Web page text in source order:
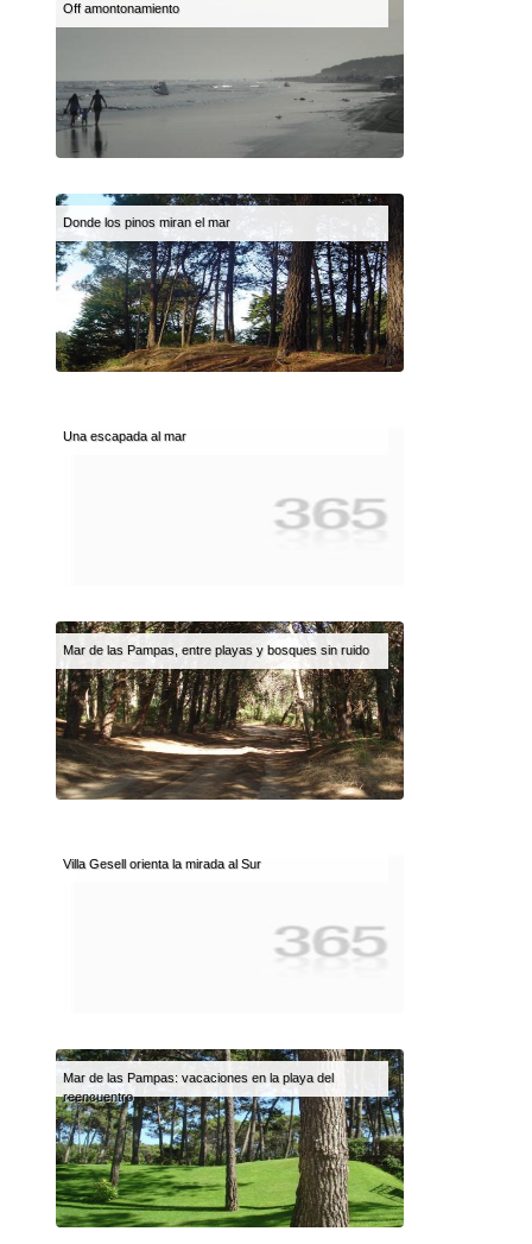
Off amontonamiento
Donde los pinos miran el mar
Una escapada al mar
Mar de las Pampas, entre playas y bosques sin ruido
Villa Gesell orienta la mirada al Sur
Mar de las Pampas: vacaciones en la playa del
reencuentro